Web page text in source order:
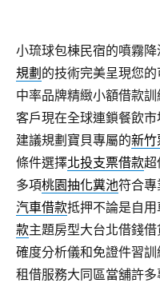
小琉球包棟民宿的噴霧
規劃 的技術完美呈現您
中率品牌精緻小額借款
客戶現在全球連鎖餐飲
建議規劃寶貝專屬的新竹
條件選擇北投支票借款超
多項桃園抽化糞池符合
汽車借款抵押不論是自
款主題房型大台北借錢
確度分析儀和免證件習
租借服務大同區當舖許